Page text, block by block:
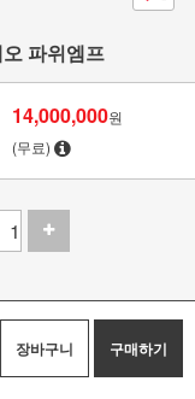
파위엠프
14,000,000원
(무료)
장바구니 구매하기